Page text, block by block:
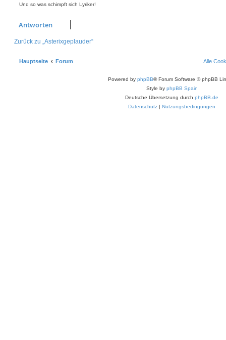
Und so was schimpft sich Lyriker!
Antworten
Zurück zu „Asterixgeplauder“
Hauptseite Forum Alle
Powered by phpBB® Forum Software © phpBB
Style by phpBB Spain
Deutsche Übersetzung durch phpBB.de
Datenschutz | Nutzungsbedingungen